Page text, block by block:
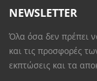
NEWSLETTER
Όλα όσα δεν πρέπει
και τις προσφορές
εκπτώσεις και τα